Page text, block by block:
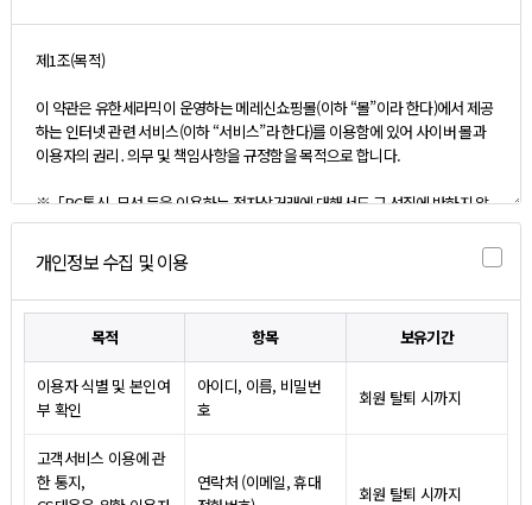
개인정보 수집 및 이용
목적 항목 보유기간
이용자 식별 및 본인여
부 확인
아이디, 이름, 비밀번
호
회원 탈퇴 시까지
고객서비스 이용에 관
한 통지,
연락처 (이메일, 휴대
회원 탈퇴 시까지